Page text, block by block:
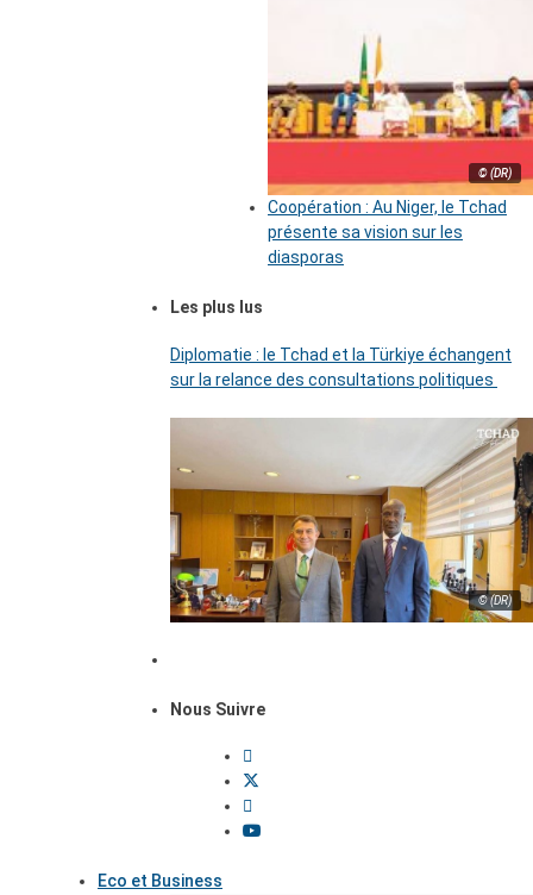
© (DR)
Coopération : Au Niger, le Tchad
présente sa vision sur les
diasporas
Les plus lus
Diplomatie : le Tchad et la Türkiye échangent
sur la relance des consultations politiques
© (DR)
Nous Suivre
Eco et Business